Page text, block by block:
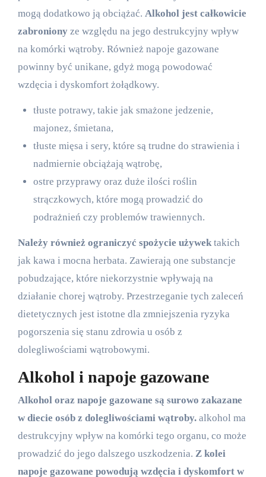
mogą dodatkowo ją obciążać. Alkohol jest całkowicie
zabronionyze względu na jego destrukcyjny wpływ
na komórki wątroby. Również napoje gazowane
powinny być unikane, gdyż mogą powodować
wzdęcia i dyskomfort żołądkowy.
tłuste potrawy, takie jak smażone jedzenie,
majonez, śmietana,
tłuste mięsa i sery, które są trudne do strawienia i
nadmiernie obciążają wątrobę,
ostre przyprawy oraz duże ilości roślin
strączkowych, które mogą prowadzić do
podrażnień czy problemów trawiennych.
Należy również ograniczyć spożycie używektakich
jak kawa i mocna herbata. Zawierają one substancje
pobudzające, które niekorzystnie wpływają na
działanie chorej wątroby. Przestrzeganie tych zaleceń
dietetycznych jest istotne dla zmniejszenia ryzyka
pogorszenia się stanu zdrowia u osób z
dolegliwościami wątrobowymi.
Alkohol i napoje gazowane
Alkohol oraz napoje gazowane są surowo zakazane
w diecie osób z dolegliwościami wątroby.alkohol ma
destrukcyjny wpływ na komórki tego organu, co może
prowadzić do jego dalszego uszkodzenia. Z kolei
napoje gazowane powodują wzdęcia i dyskomfort w